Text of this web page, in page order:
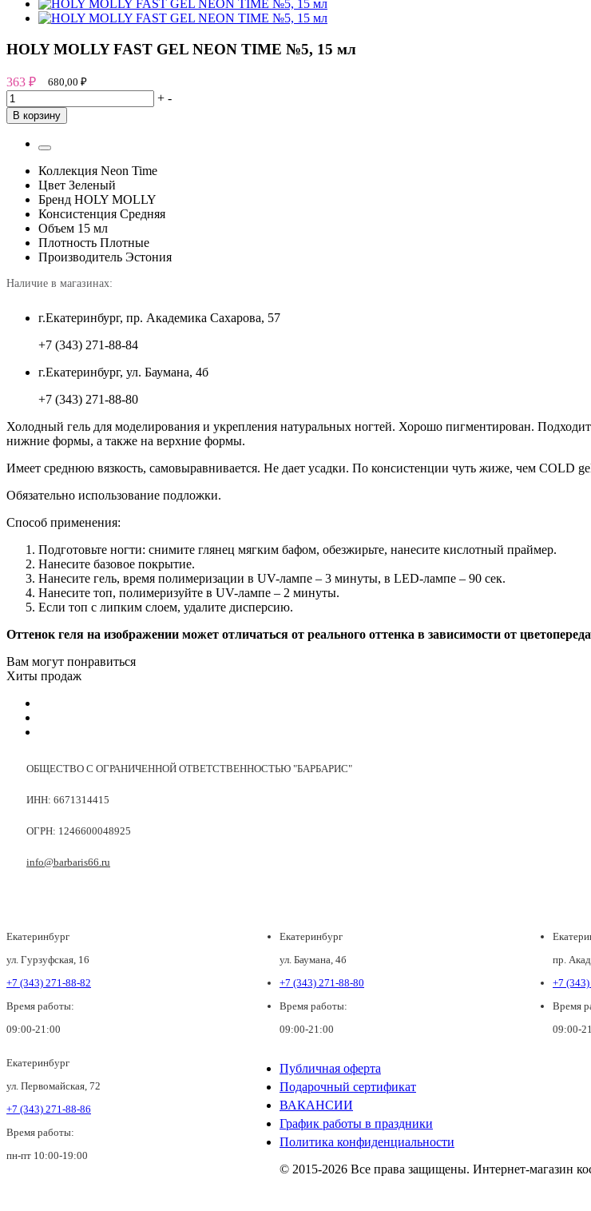
HOLY MOLLY FAST GEL NEON TIME №5, 15 мл
363 ₽ 680,00 ₽
+ -
В корзину
Коллекция Neon Time
Цвет Зеленый
Бренд HOLY MOLLY
Консистенция Средняя
Объем 15 мл
Плотность Плотные
Производитель Эстония
Наличие в магазинах:
г.Екатеринбург, пр. Академика Сахарова, 57
+7 (343) 271-88-84
г.Екатеринбург, ул. Баумана, 4б
+7 (343) 271-88-80
Холодный гель для моделирования и укрепления натуральных ногтей. Хорошо пигментирован.
нижние формы, а также на верхние формы.
Имеет среднюю вязкость, самовыравнивается. Не дает усадки. По консистенции чуть жиже, чем COLD
Обязательно использование подложки.
Способ применения:
Подготовьте ногти: снимите глянец мягким бафом, обезжирьте, нанесите кислотный праймер.
Нанесите базовое покрытие.
Нанесите гель, время полимеризации в UV-лампе – 3 минуты, в LED-лампe – 90 сек.
Нанесите топ, полимеризуйте в UV-лампе – 2 минуты.
Если топ с липким слоем, удалите дисперсию.
Оттенок геля на изображении может отличаться от реального оттенка в зависимости от
Вам могут понравиться
Хиты продаж
ОБЩЕСТВО С ОГРАНИЧЕННОЙ ОТВЕТСТВЕННОСТЬЮ "БАРБАРИС"
ИНН: 6671314415
ОГРН: 1246600048925
info@barbaris66.ru
Екатеринбург
ул. Гурзуфская, 16
+7 (343) 271-88-82
Время работы:
09:00-21:00
Екатеринбург
ул. Баумана, 4б
+7 (343) 271-88-80
Время работы:
09:00-21:00
пр.
+7
Время
09:00-
Екатеринбург
ул. Первомайская, 72
+7 (343) 271-88-86
Время работы:
пн-пт 10:00-19:00
Публичная оферта
Подарочный сертификат
ВАКАНСИИ
График работы в праздники
Политика конфиденциальности
© 2015-2026 Все права защищены. Интернет-магазин